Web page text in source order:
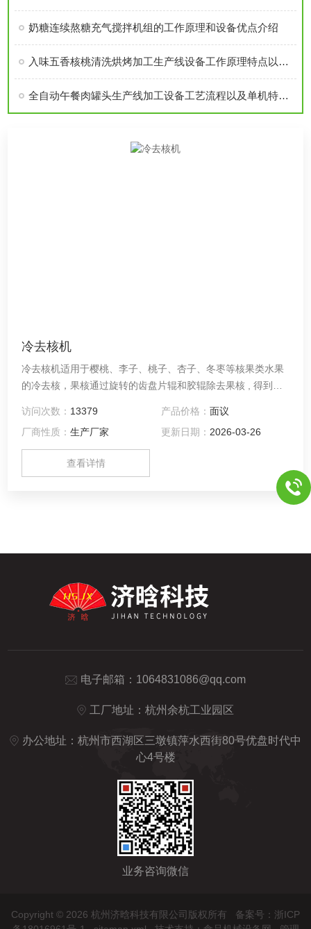
奶糖连续熬糖充气搅拌机组的工作原理和设备优点介绍
入味五香核桃清洗烘烤加工生产线设备工作原理特点以及技术参数介绍
全自动午餐肉罐头生产线加工设备工艺流程以及单机特点介绍
冷去核机
冷去核机适用于樱桃、李子、桃子、杏子、冬枣等核果类水果
的冷去核，果核通过旋转的齿盘片辊和胶辊除去果核 , 得到块
核机;
访问次数： 13379 产品价格： 面议
厂商性质：生产厂家 更新日期： 2026-03-26
查看详情
电子邮箱： 1064831086@qq.com
工厂地址：杭州余杭工业园区
办公地址：杭州市西湖区三墩镇萍水西街80号优盘时代中
心4号楼
业务咨询微信
Copyright © 2026 杭州济晗科技有限公司版权所有 备案号：浙ICP